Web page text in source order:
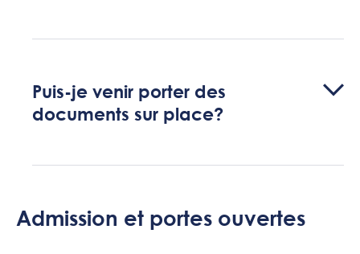
Puis-je venir porter des
documents sur place?
Admission et portes ouvertes